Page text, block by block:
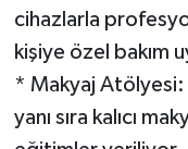
cihazlarla
kişiye özel bakım
* Makyaj Atölyesi:
yanı sıra kalıcı